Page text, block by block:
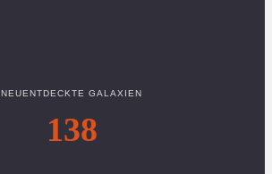
NEUENTDECKTE GALAXIEN
138